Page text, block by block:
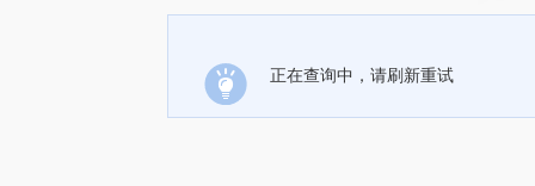
正在查询中，请刷新重试